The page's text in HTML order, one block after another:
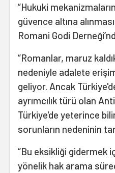
“Hukuki
güvence altına
Romani Godi
“Romanlar, maruz
nedeniyle adalete
geliyor. Ancak
ayrımcılık türü olan
Türkiye'de yeterince
sorunların nedeninin
“Bu eksikliği gidermek
yönelik hak arama